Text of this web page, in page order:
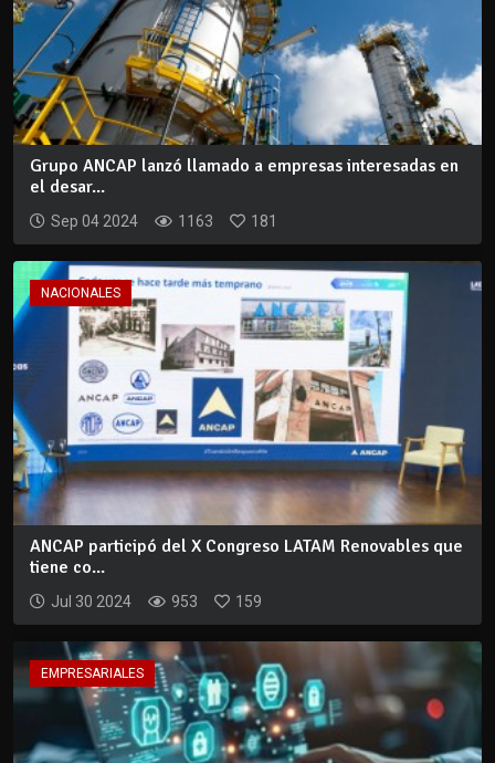
Grupo ANCAP lanzó llamado a empresas interesadas en
el desar...
Sep 04 2024 1163 181
NACIONALES
ANCAP participó del X Congreso LATAM Renovables que
tiene co...
Jul 30 2024 953 159
EMPRESARIALES